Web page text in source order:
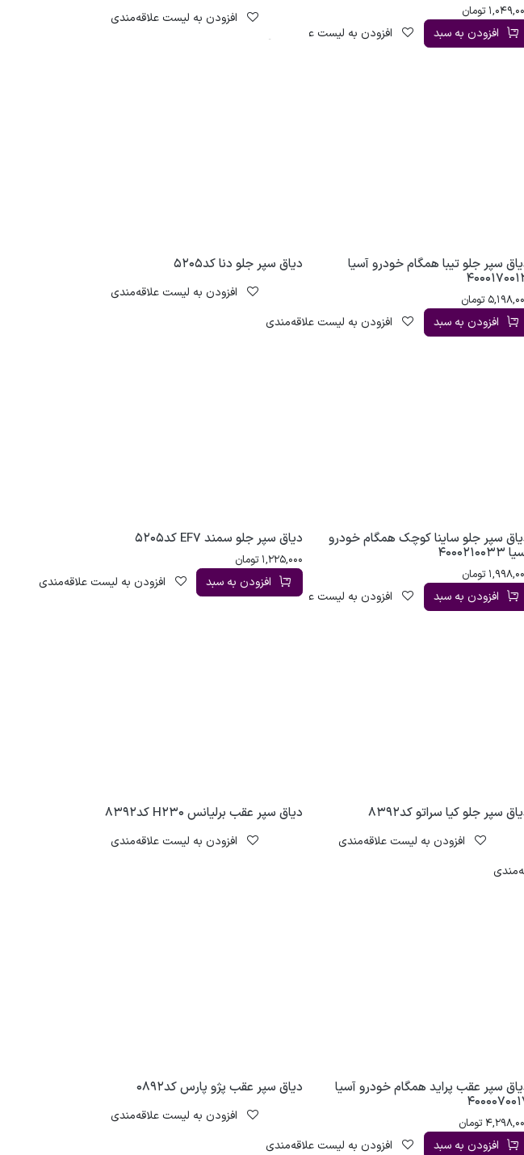
تومان
افزودن به سبد افزودن به لیست علاقه‌مندی
افزودن به لیست علاقه‌مندی
سپر جلو تیبا همگام خودرو آسیا
تومان
افزودن به سبد افزودن به لیست علاقه‌مندی
دیاق سپر جلو دنا کد5205
افزودن به لیست علاقه‌مندی
سپر جلو ساینا کوچک همگام خودرو
تومان
افزودن به سبد افزودن به لیست علاقه‌مندی
دیاق سپر جلو سمند EF7 کد5205
1,225,000 تومان
افزودن به سبد افزودن به لیست علاقه‌مندی
سپر جلو کیا سراتو کد8392
افزودن به لیست علاقه‌مندی
دیاق سپر عقب برلیانس H230 کد8392
افزودن به لیست علاقه‌مندی
سپر عقب پراید همگام خودرو آسیا
تومان
افزودن به سبد افزودن به لیست علاقه‌مندی
دیاق سپر عقب پژو پارس کد0892
افزودن به لیست علاقه‌مندی